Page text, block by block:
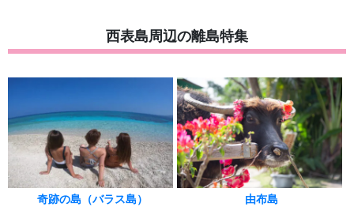
西表島周辺の離島特集
奇跡の島（バラス島） 由布島